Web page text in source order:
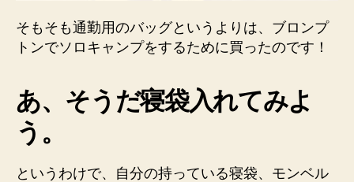
そもそも通勤用のバッグというよりは、ブロンプ
トンでソロキャンプをするために買ったのです！
あ、そうだ寝袋入れてみよ
う。
というわけで、自分の持っている寝袋、モンベル